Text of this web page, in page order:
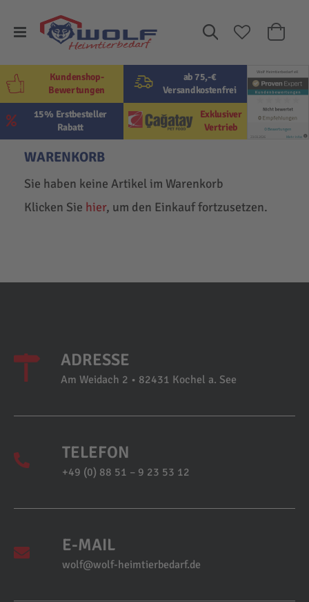
Suche
Mein
ab 75,-€
Versandkostenfrei
Exklusiver
Vertrieb
15% Erstbesteller
Rabatt
Kundenshop-
Bewertungen
WARENKORB
Sie haben keine Artikel im Warenkorb
Klicken Sie hier, um den Einkauf fortzusetzen.
ADRESSE
Am Weidach 2 • 82431 Kochel a. See
TELEFON
+49 (0) 88 51 – 9 23 53 12
E-MAIL
wolf@wolf-heimtierbedarf.de